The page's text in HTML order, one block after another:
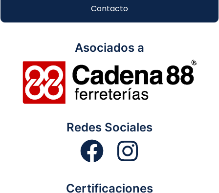
Contacto
Asociados a
Redes Sociales
Certificaciones